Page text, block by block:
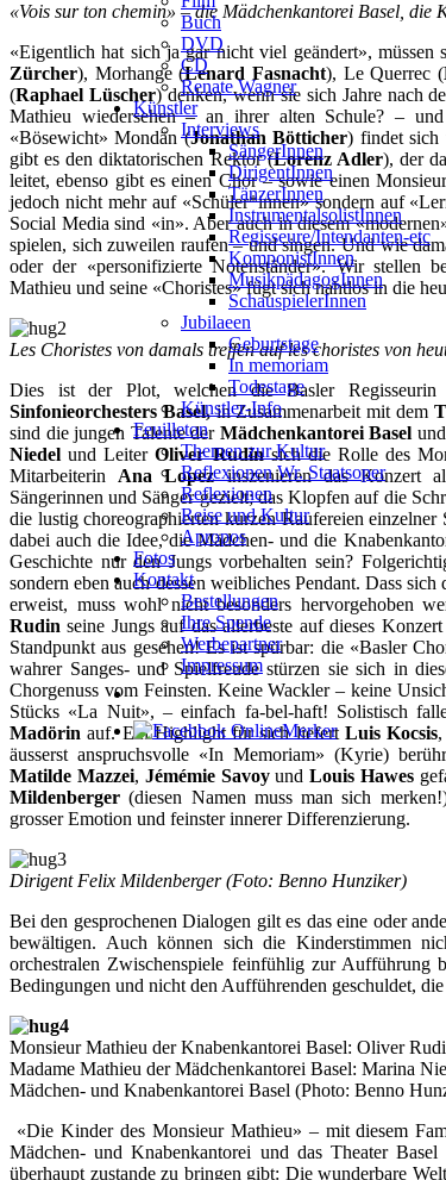
Buch
DVD
CD
Renate Wagner
Künstler
Interviews
SängerInnen
DirigentInnen
TänzerInnen
InstrumentalsolistInnen
Regisseure/Intendanten-etc
KomponistInnen
MusikpädagogInnen
SchauspielerInnen
Jubilaeen
Geburtstage
In memoriam
Todestage
Künstler-Info
Feuilleton
Themen zur Kultur
Reflexionen Wr. Staatsoper
Reflexionen
Reise und Kultur
Apropos
Fotos
Kontakt
Bestellungen
Ihre Spende
Werbepartner
Impressum
«Vois sur ton chemin» – die Mädchenkantorei Basel,
«Eigentlich hat sich ja gar nicht viel geändert», müssen
Zürcher), Morhange (Lenard Fasnacht), Le Querrec (
(Raphael Lüscher) denken, wenn sie sich Jahre nach
Mathieu wiedersehen – an ihrer alten Schule? –
«Bösewicht» Mondän (Jonathan Bötticher) findet sich
gibt es den diktatorischen Rektor (Lorenz Adler), der
leitet, ebenso gibt es einen Chor – sowie einen
jedoch nicht mehr auf «Schüler*innen» sondern auf
Social Media sind «in». Aber auch in diesem
spielen, sich zuweilen raufen – und singen. Und wie
oder der «personifizierte Notenständer». Wir stellen
Mathieu und seine «Choristes» fügt sich nahtlos in die
Les Choristes von damals treffen auf les choristes von
Dies ist der Plot, welchen die Basler Regisseurin
Sinfonieorchesters Basel,in Zusammenarbeit mit dem
sind die jungen Talente der Mädchenkantorei Basel
Niedel und LeiterOliver Rudinsich die Rolle des
Mitarbeiterin Ana Lopezinszenieren das Konzert
Sängerinnen und Sänger gezielt; das Klopfen auf die
die lustig choreographierten kurzen Raufereien
dabei auch die Idee, die Mädchen- und die
Geschichte nur den Jungs vorbehalten sein?
sondern eben auch dessen weibliches Pendant. Dass
erweist, muss wohl nicht besonders hervorgehoben
Rudin seine Jungs auf das allerbeste auf dieses
Standpunkt aus gesehen! Es ist spürbar: die «Basler
wahrer Sanges- und Spielfreude stürzen sie sich in
Chorgenuss vom Feinsten. Keine Wackler – keine
Stücks «La Nuit», – einfach fa-bel-haft! Solistisch
Madörin auf. Ein Highlight für sich liefert Luis Kocsis
äusserst anspruchsvolle «In Memoriam» (Kyrie)
Matilde Mazzei, Jémémie SavoyundLouis Hawes
Mildenberger (diesen Namen muss man sich
grosser Emotion und feinster innerer Differenzierung.
Dirigent Felix Mildenberger (Foto: Benno Hunziker)
Bei den gesprochenen Dialogen gilt es das eine oder
bewältigen. Auch können sich die Kinderstimmen
orchestralen Zwischenspiele feinfühlig zur Aufführung
Bedingungen und nicht den Aufführenden geschuldet,
Monsieur Mathieu der Knabenkantorei Basel: Oliver
Madame Mathieu der Mädchenkantorei Basel: Marina
Mädchen- und Knabenkantorei Basel (Photo: Benno
«Die Kinder des Monsieur Mathieu» – mit diesem
Mädchen- und Knabenkantorei und das Theater
überhaupt zustande zu bringen gibt: Die wunderbare